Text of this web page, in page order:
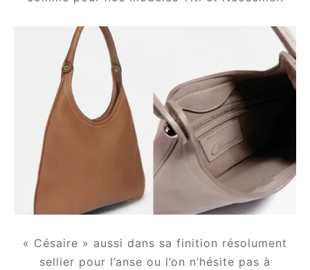
« Césaire » aussi dans sa finition résolument
sellier pour l’anse ou l’on n’hésite pas à